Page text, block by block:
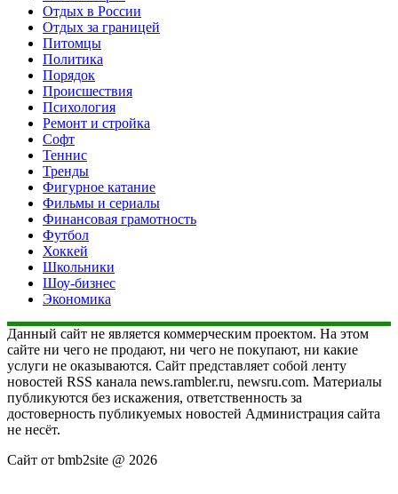
Отдых в России
Отдых за границей
Питомцы
Политика
Порядок
Происшествия
Психология
Ремонт и стройка
Софт
Теннис
Тренды
Фигурное катание
Фильмы и сериалы
Финансовая грамотность
Футбол
Хоккей
Школьники
Шоу-бизнес
Экономика
Данный сайт не является коммерческим проектом. На этом
сайте ни чего не продают, ни чего не покупают, ни какие
услуги не оказываются. Сайт представляет собой ленту
новостей RSS канала news.rambler.ru, newsru.com. Материалы
публикуются без искажения, ответственность за
достоверность публикуемых новостей Администрация сайта
не несёт.
Сайт от bmb2site @ 2026